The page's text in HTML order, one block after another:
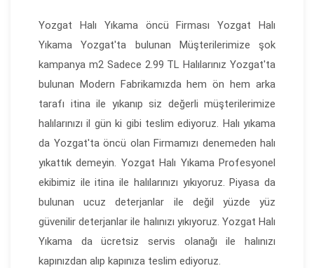
Yozgat Halı Yıkama öncü Firması Yozgat Halı
Yıkama Yozgat'ta bulunan Müşterilerimize şok
kampanya m2 Sadece 2.99 TL Halılarınız Yozgat'ta
bulunan Modern Fabrikamızda hem ön hem arka
tarafı itina ile yıkanıp siz değerli müşterilerimize
halılarınızı il gün ki gibi teslim ediyoruz. Halı yıkama
da Yozgat'ta öncü olan Firmamızı denemeden halı
yıkattık demeyin. Yozgat Halı Yıkama Profesyonel
ekibimiz ile itina ile halılarınızı yıkıyoruz. Piyasa da
bulunan ucuz deterjanlar ile değil yüzde yüz
güvenilir deterjanlar ile halınızı yıkıyoruz. Yozgat Halı
Yıkama da ücretsiz servis olanağı ile halınızı
kapınızdan alıp kapınıza teslim ediyoruz.